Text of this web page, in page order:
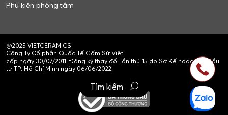
Phụ kiện phòng tắm
@2025 VIETCERAMICS
Công Ty Cổ phần Quốc Tế Gốm Sứ Việt
cấp ngày 30/07/2011. Đăng ký thay đổi lần thứ 15 do Sở Kế hoạch và Đầu
tư TP. Hồ Chí Minh ngày 06/06/2022.
Tìm kiếm